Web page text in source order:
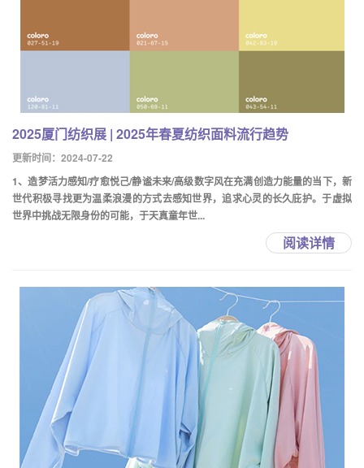
2025厦门纺织展 | 2025年春夏纺织面料流行趋势
更新时间：2024-07-22
1、造梦活力感知/疗愈悦己/静谧未来/高级数字风在充满创造力能量的当下，新
世代积极寻找更为温柔浪漫的方式去感知世界，追求心灵的长久庇护。于虚拟
世界中挑战无限身份的可能，于天真童年世...
阅读详情